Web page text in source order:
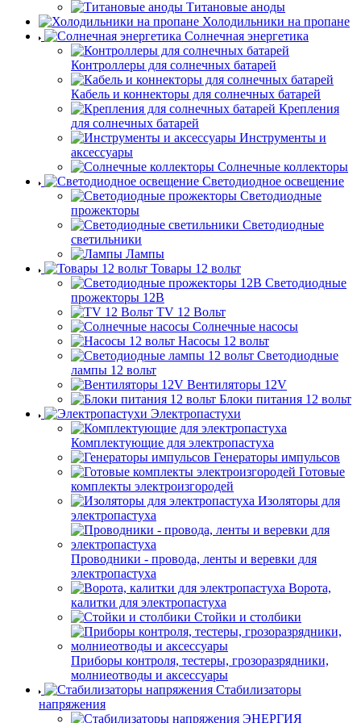
Титановые аноды
Холодильники на пропане
Солнечная энергетика
Контроллеры для солнечных батарей
Кабель и коннекторы для солнечных батарей
Крепления
для солнечных батарей
Инструменты и
аксессуары
Солнечные коллекторы
Светодиодное освещение
Светодиодные
прожекторы
Светодиодные
светильники
Лампы
Товары 12 вольт
Светодиодные
прожекторы 12В
TV 12 Вольт
Солнечные насосы
Насосы 12 вольт
Светодиодные
лампы 12 вольт
Вентиляторы 12V
Блоки питания 12 вольт
Электропастухи
Комплектующие для электропастуха
Генераторы импульсов
Готовые
комплекты электроизгородей
Изоляторы для
электропастуха
Проводники - провода, ленты и веревки для
электропастуха
Ворота,
калитки для электропастуха
Стойки и столбики
Приборы контроля, тестеры, грозоразрядники,
молниеотводы и аксессуары
Стабилизаторы
напряжения